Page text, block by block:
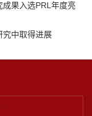
果入选PRL年度亮
究中取得进展